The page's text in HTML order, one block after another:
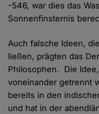
-546, war dies das
Sonnenfinsternis
Auch falsche Ideen,
ließen, prägten das
Philosophen. Die
voneinander getrennt
bereits in den
und hat in der